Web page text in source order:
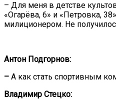
– Для меня в детстве
«Огарёва, 6» и «Петровка,
милиционером. Не
Антон Подгорнов:
– А как стать спортивным
Владимир Стецко: